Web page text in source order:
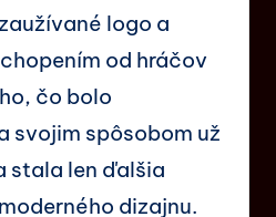
logo a
od hráčov
čo bolo
svojim spôsobom už
stala len ďalšia
dizajnu.